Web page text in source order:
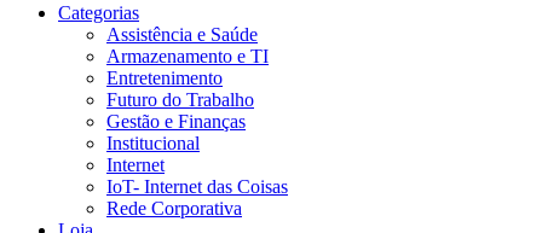
Categorias
Assistência e Saúde
Armazenamento e TI
Entretenimento
Futuro do Trabalho
Gestão e Finanças
Institucional
Internet
IoT- Internet das Coisas
Rede Corporativa